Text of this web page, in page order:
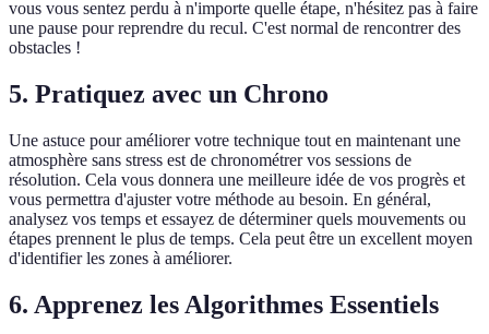
vous vous sentez perdu à n'importe quelle étape, n'hésitez pas à faire
une pause pour reprendre du recul. C'est normal de rencontrer des
obstacles !
5. Pratiquez avec un Chrono
Une astuce pour améliorer votre technique tout en maintenant une
atmosphère sans stress est de chronométrer vos sessions de
résolution. Cela vous donnera une meilleure idée de vos progrès et
vous permettra d'ajuster votre méthode au besoin. En général,
analysez vos temps et essayez de déterminer quels mouvements ou
étapes prennent le plus de temps. Cela peut être un excellent moyen
d'identifier les zones à améliorer.
6. Apprenez les Algorithmes Essentiels